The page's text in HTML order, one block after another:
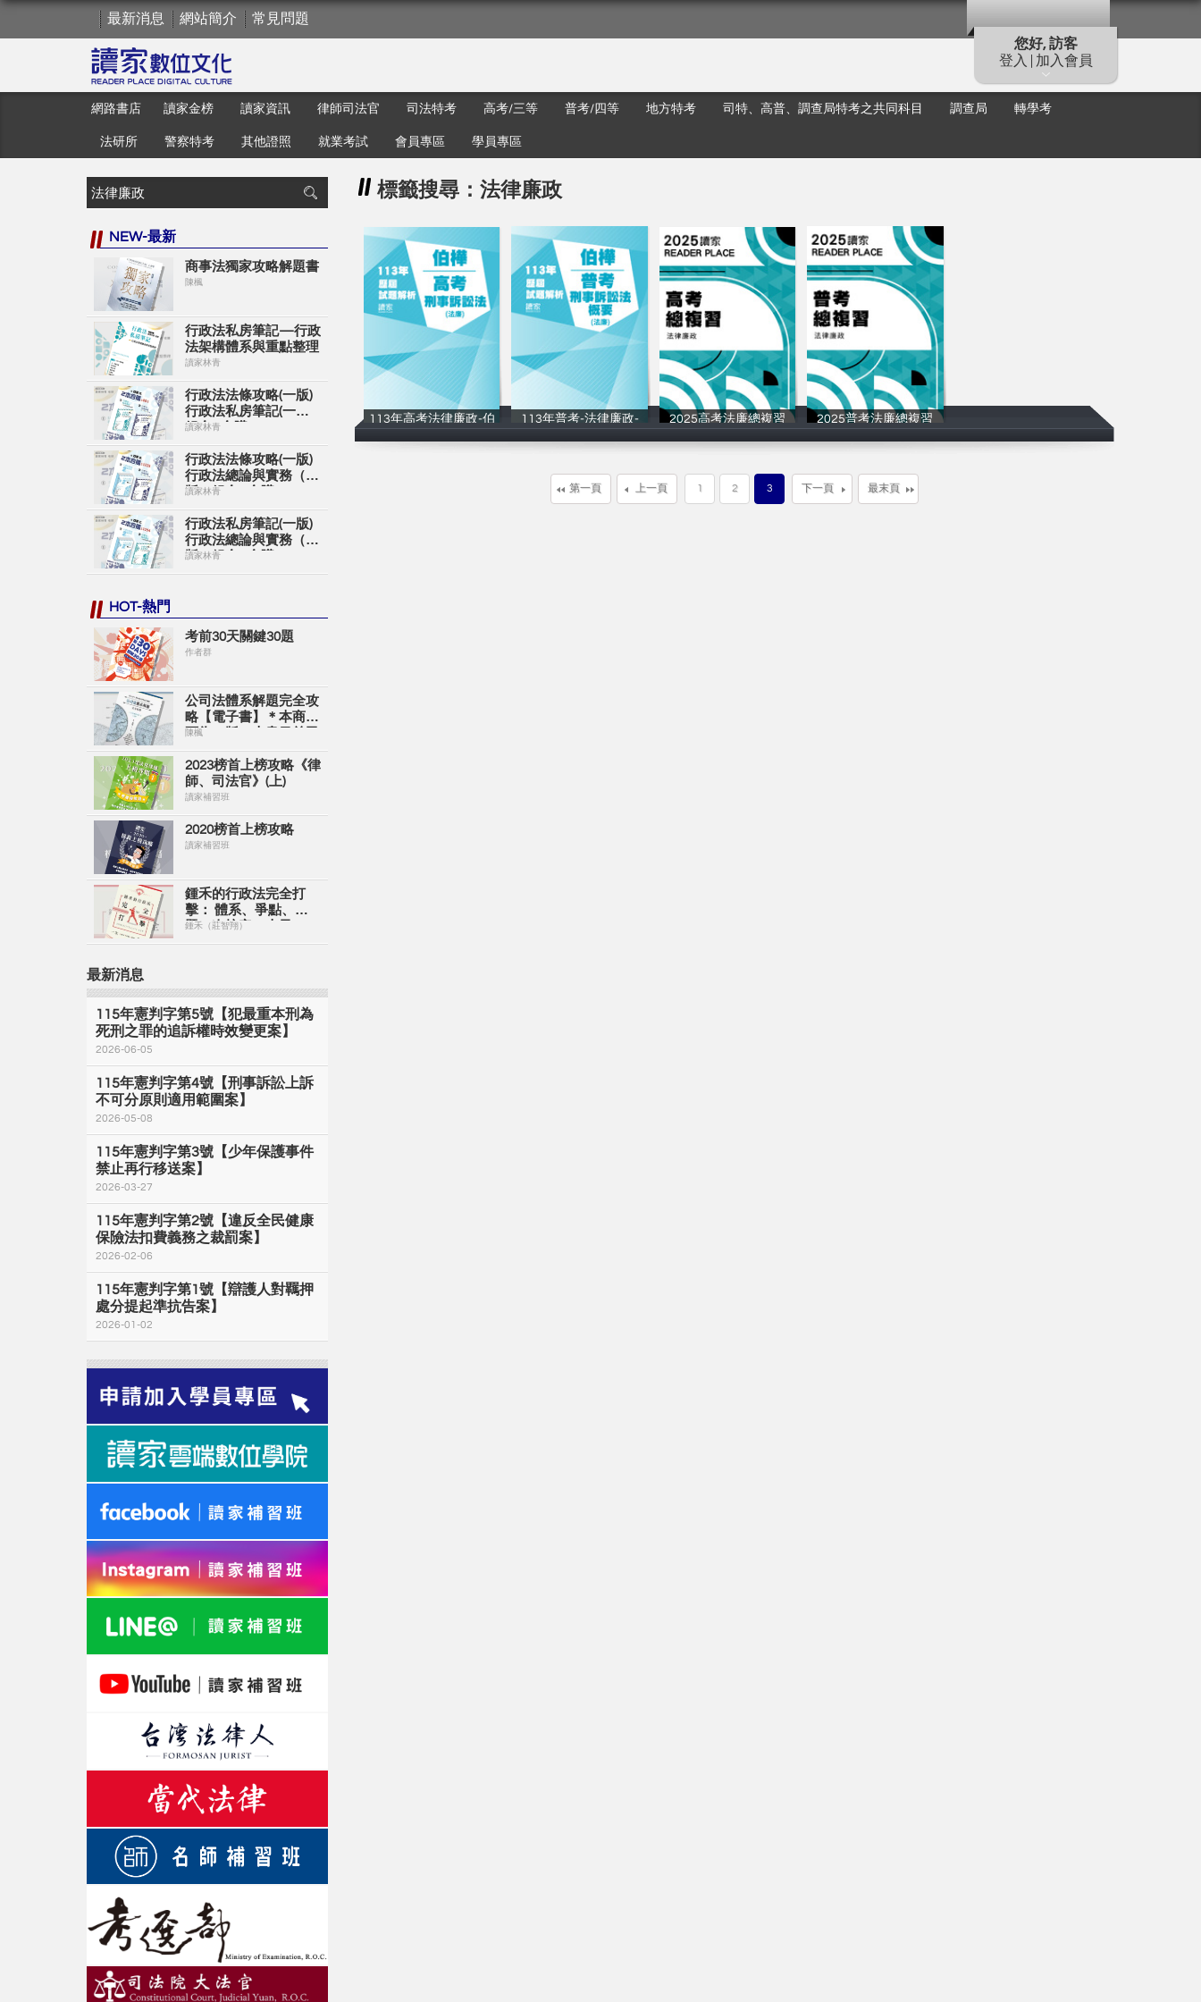
您好, 訪客
登入 | 加入會員
最新消息 網站簡介 常見問題
網路書店 讀家金榜 讀家資訊 律師司法官 司法特考 高考/三等 普考/四等 地方特考 司特、高普、調查局特考之共同科目 調查局 轉學考
法研所 警察特考 其他證照 就業考試 會員專區 學員專區
標籤搜尋：法律廉政
113年⾼考法律廉政-伯
讀家補習班
113年普考-法律廉政-
讀家補習班
2025高考法廉總複習
讀家補習班
2025普考法廉總複習
讀家補習班
第一頁 上一頁 1 2 3 下一頁 最末頁
NEW-最新
商事法獨家攻略解題書
陳楓
行政法私房筆記—行政
法架構體系與重點整理
讀家林青
行政法法條攻略(一版)
行政法私房筆記(一版)
組合A合購
讀家林青
行政法法條攻略(一版)
行政法總論與實務（二
版）組合B合購
讀家林青
行政法私房筆記(一版)
行政法總論與實務（二
版）組合C合購
讀家林青
HOT-熱門
考前30天關鍵30題
作者群
公司法體系解題完全攻
略【電子書】＊本商品
頁為一版＊本書目前已
出新版＊購買時請留意
＊
陳楓
2023榜首上榜攻略《律
師、司法官》(上)
讀家補習班
2020榜首上榜攻略
讀家補習班
鍾禾的行政法完全打
擊： 體系、爭點、解
題一次搞定（上冊）
【電子書】
鍾禾（莊智翔）
最新消息
115年憲判字第5號【犯最重本刑為
死刑之罪的追訴權時效變更案】
2026-06-05
115年憲判字第4號【刑事訴訟上訴
不可分原則適用範圍案】
2026-05-08
115年憲判字第3號【少年保護事件
禁止再行移送案】
2026-03-27
115年憲判字第2號【違反全民健康
保險法扣費義務之裁罰案】
2026-02-06
115年憲判字第1號【辯護人對羈押
處分提起準抗告案】
2026-01-02